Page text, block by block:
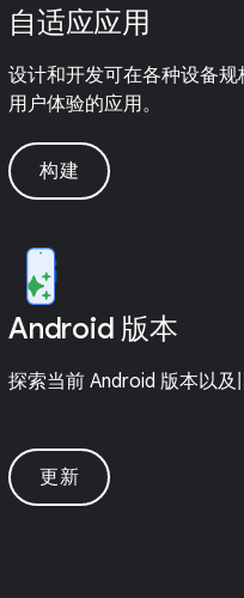
自适应应用
设计和开发可在各种设备
用户体验的应用。
构建
Android 版本
探索当前 Android 版本以及
更新